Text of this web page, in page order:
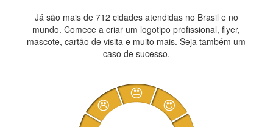
Já são mais de 712 cidades atendidas no Brasil e no
mundo. Comece a criar um logotipo profissional, flyer,
mascote, cartão de visita e muito mais. Seja também um
caso de sucesso.